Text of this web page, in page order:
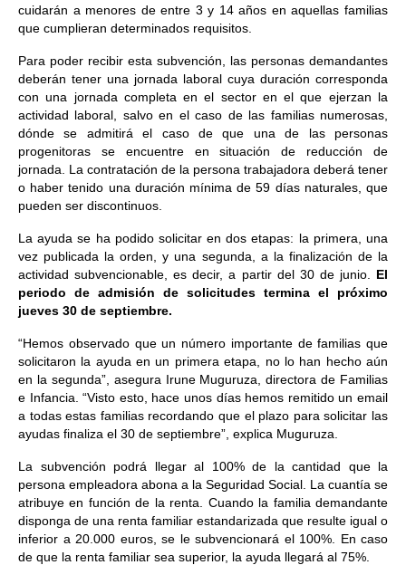
cuidarán a menores de entre 3 y 14 años en aquellas familias
que cumplieran determinados requisitos.
Para poder recibir esta subvención, las personas demandantes
deberán tener una jornada laboral cuya duración corresponda
con una jornada completa en el sector en el que ejerzan la
actividad laboral, salvo en el caso de las familias numerosas,
dónde se admitirá el caso de que una de las personas
progenitoras se encuentre en situación de reducción de
jornada. La contratación de la persona trabajadora deberá tener
o haber tenido una duración mínima de 59 días naturales, que
pueden ser discontinuos.
La ayuda se ha podido solicitar en dos etapas: la primera, una
vez publicada la orden, y una segunda, a la finalización de la
actividad subvencionable, es decir, a partir del 30 de junio. El
periodo de admisión de solicitudes termina el próximo
jueves 30 de septiembre.
“Hemos observado que un número importante de familias que
solicitaron la ayuda en un primera etapa, no lo han hecho aún
en la segunda”, asegura Irune Muguruza, directora de Familias
e Infancia. “Visto esto, hace unos días hemos remitido un email
a todas estas familias recordando que el plazo para solicitar las
ayudas finaliza el 30 de septiembre”, explica Muguruza.
La subvención podrá llegar al 100% de la cantidad que la
persona empleadora abona a la Seguridad Social. La cuantía se
atribuye en función de la renta. Cuando la familia demandante
disponga de una renta familiar estandarizada que resulte igual o
inferior a 20.000 euros, se le subvencionará el 100%. En caso
de que la renta familiar sea superior, la ayuda llegará al 75%.